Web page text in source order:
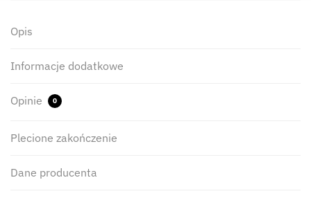
Opis
Informacje dodatkowe
Opinie 0
Plecione zakończenie
Dane producenta